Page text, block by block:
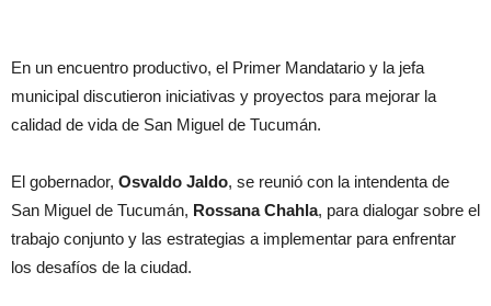
En un encuentro productivo, el Primer Mandatario y la jefa
municipal discutieron iniciativas y proyectos para mejorar la
calidad de vida de San Miguel de Tucumán.
El gobernador, Osvaldo Jaldo, se reunió con la intendenta de
San Miguel de Tucumán, Rossana Chahla, para dialogar sobre el
trabajo conjunto y las estrategias a implementar para enfrentar
los desafíos de la ciudad.